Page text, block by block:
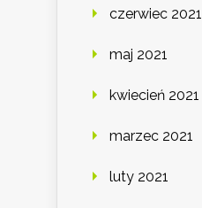
czerwiec 2021
maj 2021
kwiecień 2021
marzec 2021
luty 2021